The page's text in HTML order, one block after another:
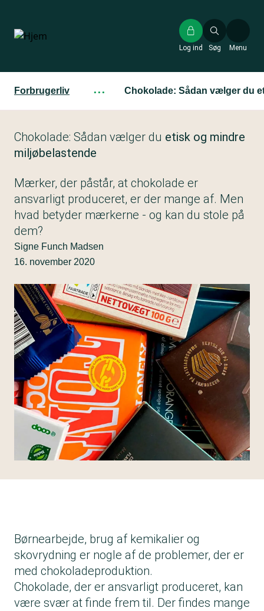
hovedindhold
Søg
Log ind Menu
Forbrugerliv ··· Chokolade: Sådan vælger du
Chokolade: Sådan vælger du etisk og mindre
miljøbelastende
Mærker, der påstår, at chokolade er
ansvarligt produceret, er der mange af. Men
hvad betyder mærkerne - og kan du stole på
dem?
Signe Funch Madsen
16. november 2020
Børnearbejde, brug af kemikalier og
skovrydning er nogle af de problemer, der er
med chokoladeproduktion.
Chokolade, der er ansvarligt produceret, kan
være svær at finde frem til. Der findes mange